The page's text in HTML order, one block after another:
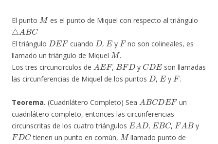
El punto
M
es el punto de Miquel con respecto al triángulo
△ ABC
El triángulo
D EF
cuando
D
,
E
y
F
no son colineales, es
llamado un triángulo de Miquel
M
.
Los tres circuncirculos de
AEF
,
BFD
y
CDE
son llamadas
las circunferencias de Miquel de los puntos
D
,
E
y
F
.
Teorema. (Cuadrilátero Completo) Sea
A BCDE F
un
cuadrilátero completo, entonces las circunferencias
circunscritas de los cuatro triángulos
EAD
,
EBC
,
FA B
y
FDC
tienen un punto en común,
M
llamado punto de